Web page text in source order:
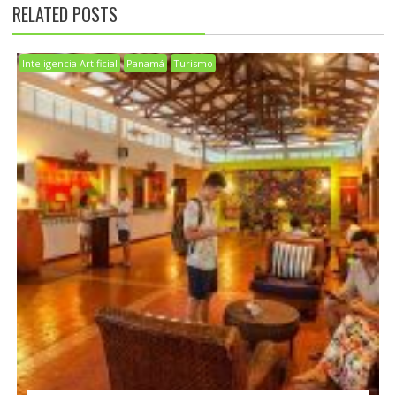
RELATED POSTS
Inteligencia Artificial Panamá Turismo